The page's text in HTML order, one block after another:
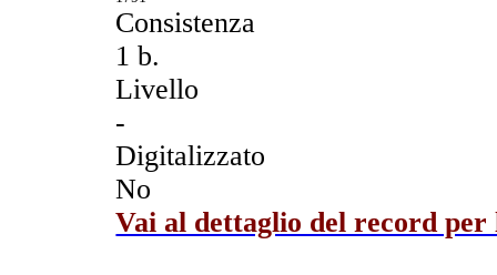
Consistenza
1 b.
Livello
-
Digitalizzato
No
Vai al dettaglio del record per